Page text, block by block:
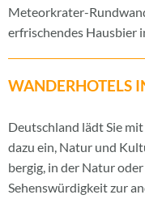
Meteorkrater-
erfrischendes Hausbier
WANDERHOTELS
Deutschland lädt Sie
dazu ein, Natur und
bergig, in der Natur
Sehenswürdigkeit zur